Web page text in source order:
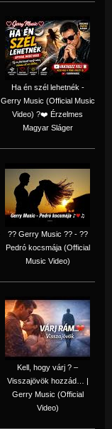
Ha én szél lehetnék -
Gerry Music (Official Music
Video) ?️❤️ Érzelmes
Magyar Sláger
?? Gerry Music ?? - ??
Pedró kocsmája (Official
Music Video)
Kell, hogy várj ? –
Visszajövök hozzád… |
Gerry Music (Official
Video)